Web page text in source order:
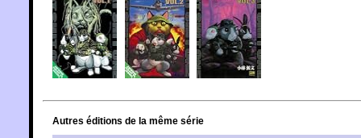
Autres éditions de la même série